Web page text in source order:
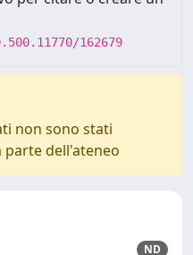
162679
non sono stati
dell'ateneo
ND